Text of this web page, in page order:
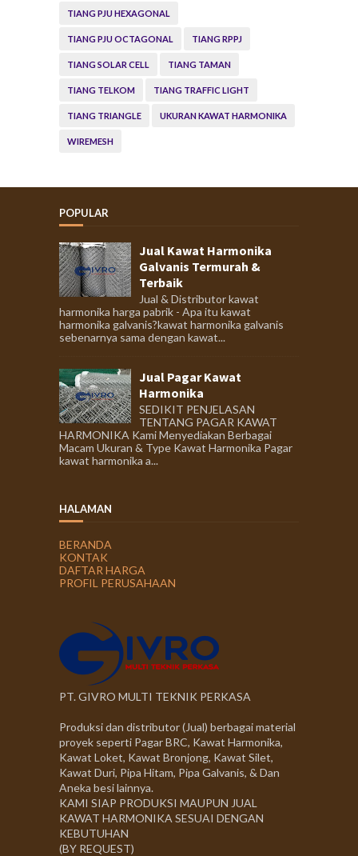
TIANG PJU HEXAGONAL
TIANG PJU OCTAGONAL TIANG RPPJ
TIANG SOLAR CELL TIANG TAMAN
TIANG TELKOM TIANG TRAFFIC LIGHT
TIANG TRIANGLE UKURAN KAWAT HARMONIKA
WIREMESH
POPULAR
Jual Kawat Harmonika
Galvanis Termurah &
Terbaik
Jual & Distributor kawat
harmonika harga pabrik - Apa itu kawat
harmonika galvanis?kawat harmonika galvanis
sebenarnya sama dengan kawat...
Jual Pagar Kawat
Harmonika
SEDIKIT PENJELASAN
TENTANG PAGAR KAWAT
HARMONIKA Kami Menyediakan Berbagai
Macam Ukuran & Type Kawat Harmonika Pagar
kawat harmonika a...
HALAMAN
BERANDA
KONTAK
DAFTAR HARGA
PROFIL PERUSAHAAN
PT. GIVRO MULTI TEKNIK PERKASA
Produksi dan distributor (Jual) berbagai material
proyek seperti Pagar BRC, Kawat Harmonika,
Kawat Loket, Kawat Bronjong, Kawat Silet,
Kawat Duri, Pipa Hitam, Pipa Galvanis, & Dan
Aneka besi lainnya.
KAMI SIAP PRODUKSI MAUPUN JUAL
KAWAT HARMONIKA SESUAI DENGAN
KEBUTUHAN
(BY REQUEST)